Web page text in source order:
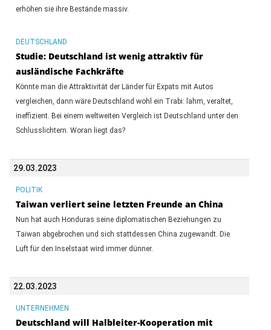
erhöhen sie ihre Bestände massiv.
DEUTSCHLAND
Studie: Deutschland ist wenig attraktiv für
ausländische Fachkräfte
Könnte man die Attraktivität der Länder für Expats mit Autos
vergleichen, dann wäre Deutschland wohl ein Trabi: lahm, veraltet,
ineffizient. Bei einem weltweiten Vergleich ist Deutschland unter den
Schlusslichtern. Woran liegt das?
29.03.2023
POLITIK
Taiwan verliert seine letzten Freunde an China
Nun hat auch Honduras seine diplomatischen Beziehungen zu
Taiwan abgebrochen und sich stattdessen China zugewandt. Die
Luft für den Inselstaat wird immer dünner.
22.03.2023
UNTERNEHMEN
Deutschland will Halbleiter-Kooperation mit